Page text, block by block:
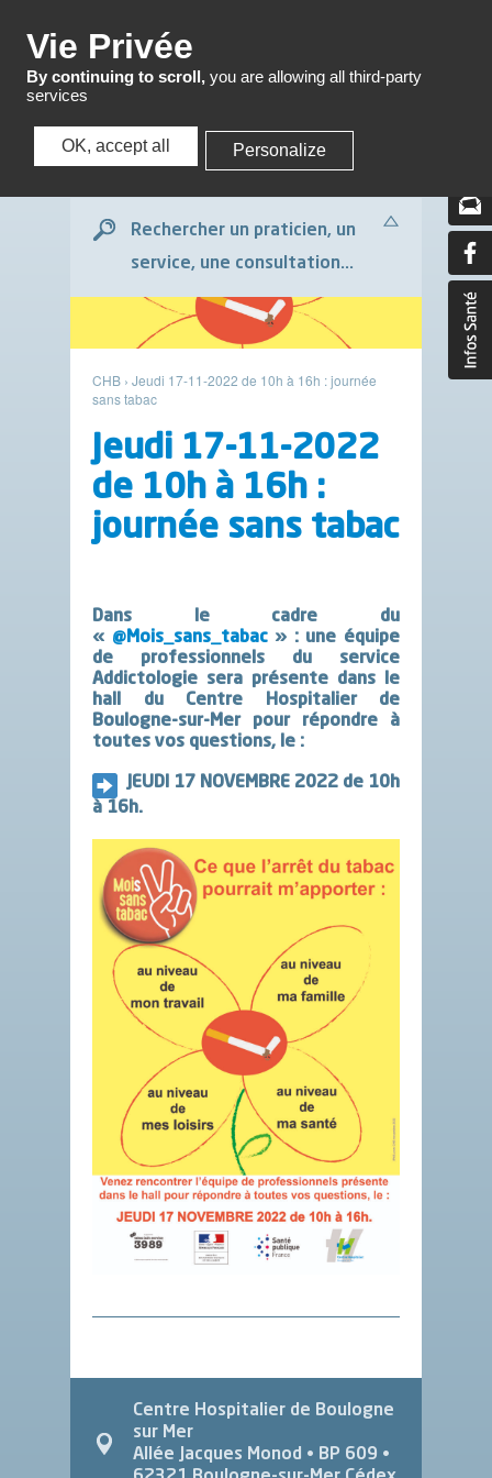
Menu
Rechercher un praticien, un
service, une consultation...
CHB › Jeudi 17-11-2022 de 10h à 16h : journée
sans tabac
Jeudi 17-11-2022
de 10h à 16h :
journée sans tabac
Dans le cadre du
« @Mois_sans_tabac» : une équipe
de professionnels du service
Addictologie sera présente dans le
hall du Centre Hospitalier de
Boulogne-sur-Mer pour répondre à
toutes vos questions, le :
JEUDI 17 NOVEMBRE 2022 de 10h
à 16h.
Centre Hospitalier de Boulogne
sur Mer
Allée Jacques Monod • BP 609 •
Vie Privée
By continuing to scroll, you are allowing all third-party
services
OK, accept all Personalize